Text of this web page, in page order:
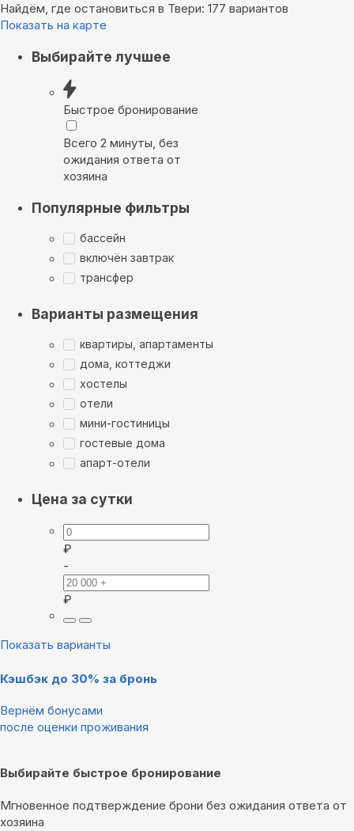
Найдём, где остановиться в Твери: 177 вариантов
Показать на карте
Выбирайте лучшее
Быстрое бронирование
Всего 2 минуты, без
ожидания ответа от
хозяина
Популярные фильтры
бассейн
включён завтрак
трансфер
Варианты размещения
квартиры, апартаменты
дома, коттеджи
хостелы
отели
мини-гостиницы
гостевые дома
апарт-отели
Цена за сутки
₽
-
₽
Показать варианты
Кэшбэк до 30% за бронь
Вернём бонусами
после оценки проживания
Выбирайте быстрое бронирование
Мгновенное подтверждение брони без ожидания ответа от
хозяина